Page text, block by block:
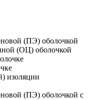
(ПЭ) оболочкой
(ОЦ) оболочкой
изоляции
(ПЭ) оболочкой с